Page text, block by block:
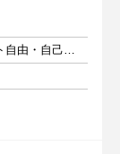
週1日以上 1日3時間以上 シフト自由・自己申告